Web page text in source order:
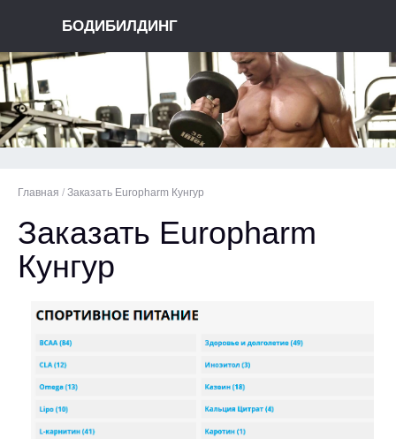
БОДИБИЛДИНГ
Главная / Заказать Europharm Кунгур
Заказать Europharm
Кунгур